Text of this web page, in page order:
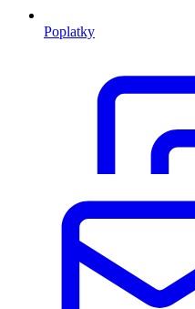
Poplatky